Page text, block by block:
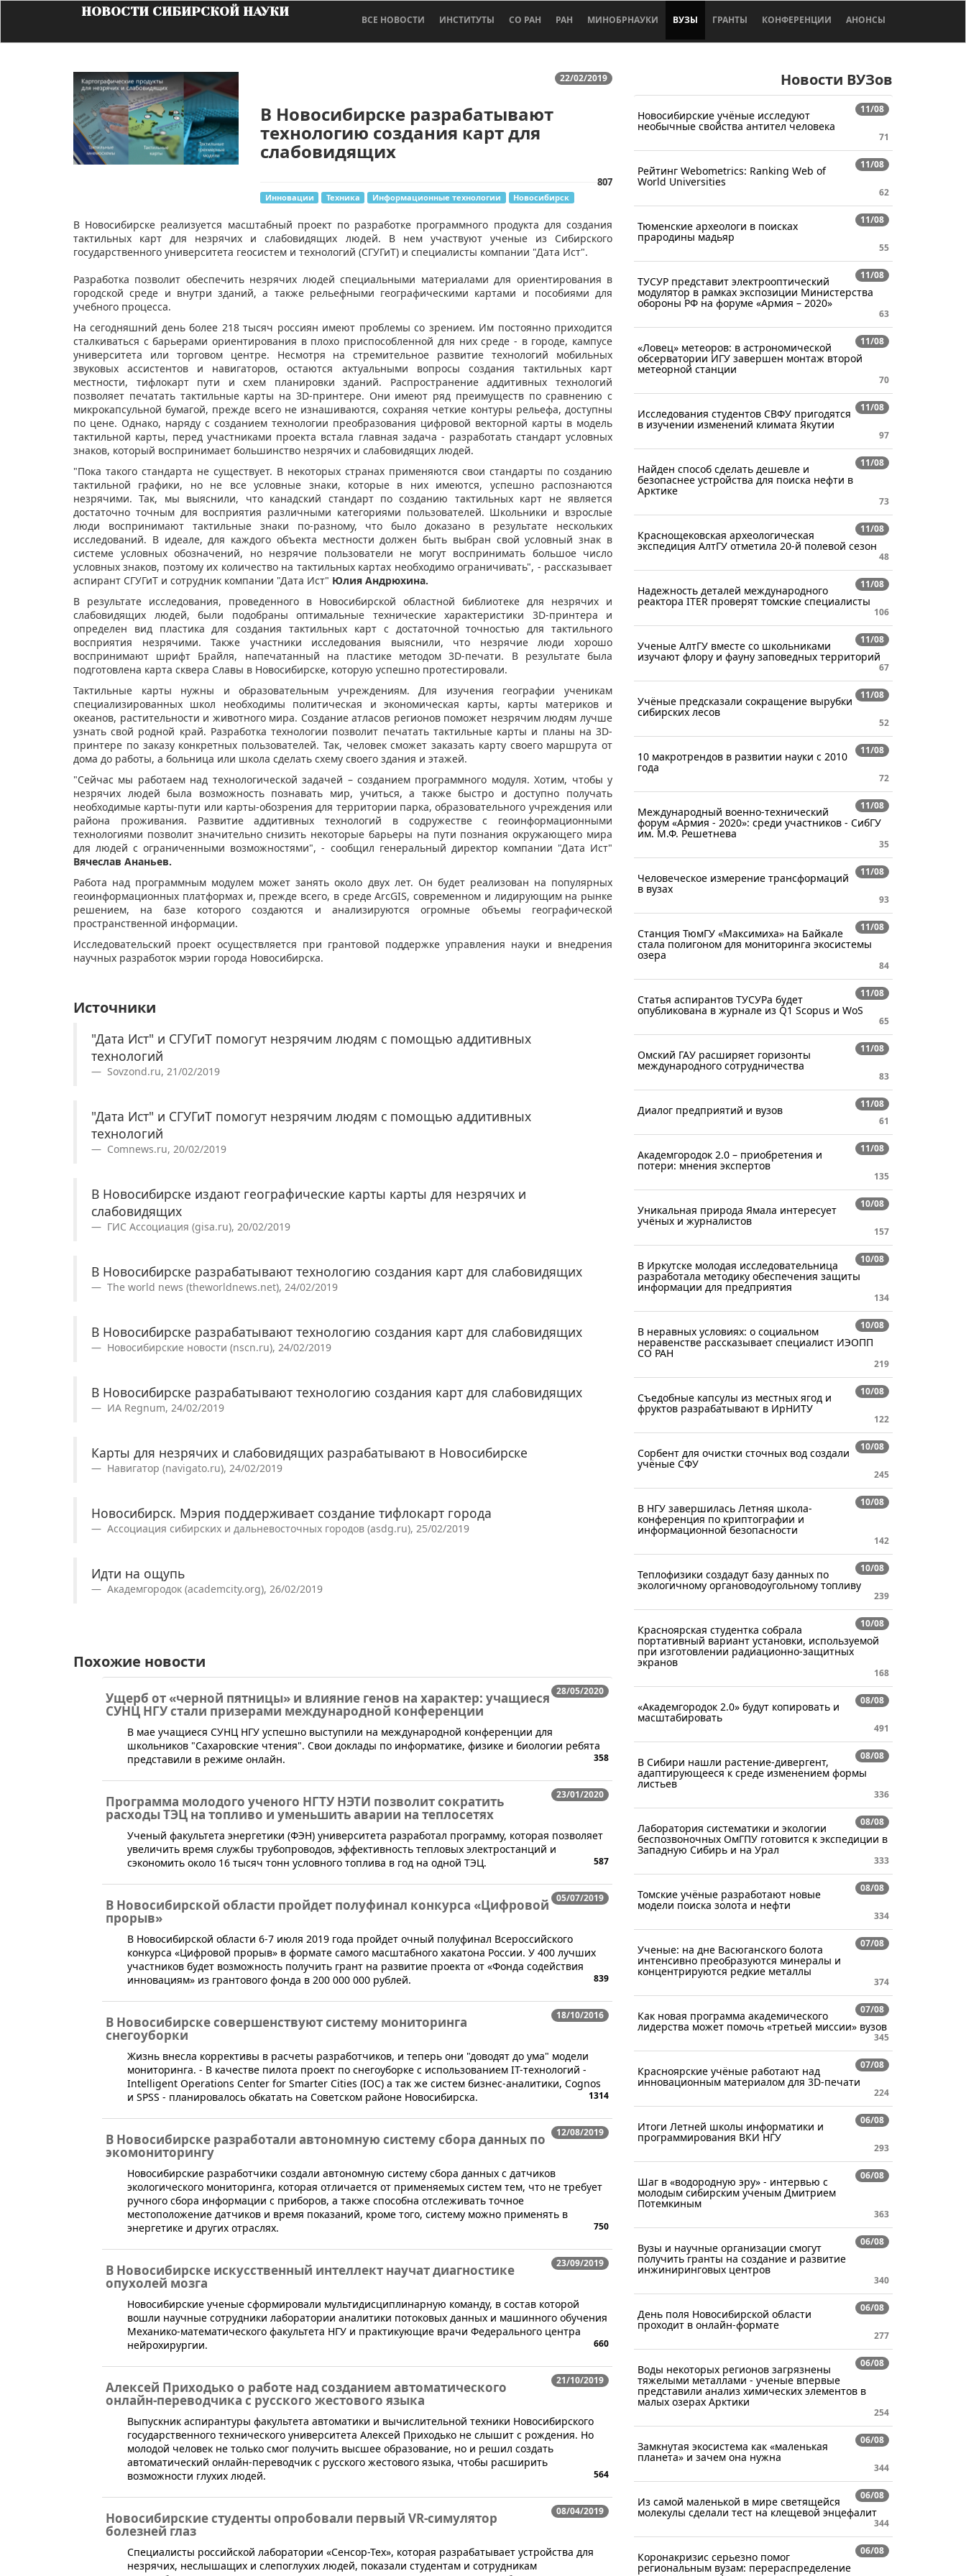
НОВОСТИ СИБИРСКОЙ НАУКИ
ВСЕ НОВОСТИ ИНСТИТУТЫ СО РАН РАН МИНОБРНАУКИ ВУЗЫ ГРАНТЫ КОНФЕРЕНЦИИ АНОНСЫ
22/02/2019
В Новосибирске разрабатывают
технологию создания карт для
слабовидящих
807
Инновации Техника Информационные технологии Новосибирск
​В Новосибирске реализуется масштабный проект по разработке программного продукта для создания
тактильных карт для незрячих и слабовидящих людей. В нем участвуют ученые из Сибирского
государственного университета геосистем и технологий (СГУГиТ) и специалисты компании "Дата Ист".
Разработка позволит обеспечить незрячих людей специальными материалами для ориентирования в
городской среде и внутри зданий, а также рельефными географическими картами и пособиями для
учебного процесса.
На сегодняшний день более 218 тысяч россиян имеют проблемы со зрением. Им постоянно приходится
сталкиваться с барьерами ориентирования в плохо приспособленной для них среде - в городе, кампусе
университета или торговом центре. Несмотря на стремительное развитие технологий мобильных
звуковых ассистентов и навигаторов, остаются актуальными вопросы создания тактильных карт
местности, тифлокарт пути и схем планировки зданий. Распространение аддитивных технологий
позволяет печатать тактильные карты на 3D-принтере. Они имеют ряд преимуществ по сравнению с
микрокапсульной бумагой, прежде всего не изнашиваются, сохраняя четкие контуры рельефа, доступны
по цене. Однако, наряду с созданием технологии преобразования цифровой векторной карты в модель
тактильной карты, перед участниками проекта встала главная задача - разработать стандарт условных
знаков, который воспринимает большинство незрячих и слабовидящих людей.
"Пока такого стандарта не существует. В некоторых странах применяются свои стандарты по созданию
тактильной графики, но не все условные знаки, которые в них имеются, успешно распознаются
незрячими. Так, мы выяснили, что канадский стандарт по созданию тактильных карт не является
достаточно точным для восприятия различными категориями пользователей. Школьники и взрослые
люди воспринимают тактильные знаки по-разному, что было доказано в результате нескольких
исследований. В идеале, для каждого объекта местности должен быть выбран свой условный знак в
системе условных обозначений, но незрячие пользователи не могут воспринимать большое число
условных знаков, поэтому их количество на тактильных картах необходимо ограничивать", - рассказывает
аспирант СГУГиТ и сотрудник компании "Дата Ист" Юлия Андрюхина.
В результате исследования, проведенного в Новосибирской областной библиотеке для незрячих и
слабовидящих людей, были подобраны оптимальные технические характеристики 3D-принтера и
определен вид пластика для создания тактильных карт с достаточной точностью для тактильного
восприятия незрячими. Также участники исследования выяснили, что незрячие люди хорошо
воспринимают шрифт Брайля, напечатанный на пластике методом 3D-печати. В результате была
подготовлена карта сквера Славы в Новосибирске, которую успешно протестировали.
Тактильные карты нужны и образовательным учреждениям. Для изучения географии ученикам
специализированных школ необходимы политическая и экономическая карты, карты материков и
океанов, растительности и животного мира. Создание атласов регионов поможет незрячим людям лучше
узнать свой родной край. Разработка технологии позволит печатать тактильные карты и планы на 3D-
принтере по заказу конкретных пользователей. Так, человек сможет заказать карту своего маршрута от
дома до работы, а больница или школа сделать схему своего здания и этажей.
"Сейчас мы работаем над технологической задачей – созданием программного модуля. Хотим, чтобы у
незрячих людей была возможность познавать мир, учиться, а также быстро и доступно получать
необходимые карты-пути или карты-обозрения для территории парка, образовательного учреждения или
района проживания. Развитие аддитивных технологий в содружестве с геоинформационными
технологиями позволит значительно снизить некоторые барьеры на пути познания окружающего мира
для людей с ограниченными возможностями", - сообщил генеральный директор компании "Дата Ист"
Вячеслав Ананьев.
Работа над программным модулем может занять около двух лет. Он будет реализован на популярных
геоинформационных платформах и, прежде всего, в среде ArcGIS, современном и лидирующим на рынке
решением, на базе которого создаются и анализируются огромные объемы географической
пространственной информации.
Исследовательский проект осуществляется при грантовой поддержке управления науки и внедрения
научных разработок мэрии города Новосибирска.
Источники
"Дата Ист" и СГУГиТ помогут незрячим людям с помощью аддитивных
технологий
Sovzond.ru, 21/02/2019
"Дата Ист" и СГУГиТ помогут незрячим людям с помощью аддитивных
технологий
Comnews.ru, 20/02/2019
В Новосибирске издают географические карты карты для незрячих и
слабовидящих
ГИС Ассоциация (gisa.ru), 20/02/2019
В Новосибирске разрабатывают технологию создания карт для слабовидящих
The world news (theworldnews.net), 24/02/2019
В Новосибирске разрабатывают технологию создания карт для слабовидящих
Новосибирские новости (nscn.ru), 24/02/2019
В Новосибирске разрабатывают технологию создания карт для слабовидящих
ИА Regnum, 24/02/2019
Карты для незрячих и слабовидящих разрабатывают в Новосибирске
Навигатор (navigato.ru), 24/02/2019
Новосибирск. Мэрия поддерживает создание тифлокарт города
Ассоциация сибирских и дальневосточных городов (asdg.ru), 25/02/2019
Идти на ощупь
Академгородок (academcity.org), 26/02/2019
Похожие новости
28/05/2020
Ущерб от «черной пятницы» и влияние генов на характер: учащиеся
СУНЦ НГУ стали призерами международной конференции
​В мае учащиеся СУНЦ НГУ успешно выступили на международной конференции для
школьников "Сахаровские чтения". Свои доклады по информатике, физике и биологии ребята
представили в режиме онлайн.
358
23/01/2020
Программа молодого ученого НГТУ НЭТИ позволит сократить
расходы ТЭЦ на топливо и уменьшить аварии на теплосетях
​Ученый факультета энергетики (ФЭН) университета разработал программу, которая позволяет
увеличить время службы трубопроводов, эффективность тепловых электростанций и
сэкономить около 16 тысяч тонн условного топлива в год на одной ТЭЦ.
587
05/07/2019
В Новосибирской области пройдет полуфинал конкурса «‎Цифровой
прорыв»
​В Новосибирской области 6-7 июля 2019 года пройдет очный полуфинал Всероссийского
конкурса «‎Цифровой прорыв»‎ в формате самого масштабного хакатона России. У 400 лучших
участников будет возможность получить грант на развитие проекта от «Фонда содействия
инновациям» из грантового фонда в 200 000 000 рублей.
839
18/10/2016
В Новосибирске совершенствуют систему мониторинга
снегоуборки
Жизнь внесла коррективы в расчеты разработчиков, и теперь они "доводят до ума" модели
мониторинга. - В качестве пилота проект по снегоуборке с использованием IT-технологий -
Intelligent Operations Center for Smarter Cities (IOC) а так же систем бизнес-аналитики, Cognos
и SPSS - планировалось обкатать на Советском районе Новосибирска.
1314
12/08/2019
В Новосибирске разработали автономную систему сбора данных по
экомониторингу
​Новосибирские разработчики создали автономную систему сбора данных с датчиков
экологического мониторинга, которая отличается от применяемых систем тем, что не требует
ручного сбора информации с приборов, а также способна отслеживать точное
местоположение датчиков и время показаний, кроме того, систему можно применять в
энергетике и других отраслях.
750
23/09/2019
В Новосибирске искусственный интеллект научат диагностике
опухолей мозга
​Новосибирские ученые сформировали мультидисциплинарную команду, в состав которой
вошли научные сотрудники лаборатории аналитики потоковых данных и машинного обучения
Механико-математического факультета НГУ и практикующие врачи Федерального центра
нейрохирургии.
660
21/10/2019
Алексей Приходько о работе над созданием автоматического
онлайн-переводчика с русского жестового языка
Выпускник аспирантуры факультета автоматики и вычислительной техники Новосибирского
государственного технического университета Алексей Приходько не слышит с рождения. Но
молодой человек не только смог получить высшее образование, но и решил создать
автоматический онлайн-переводчик с русского жестового языка, чтобы расширить
возможности глухих людей.
564
08/04/2019
Новосибирские студенты опробовали первый VR-симулятор
болезней глаз
​Специалисты российской лаборатории «Сенсор-Тех», которая разрабатывает устройства для
незрячих, неслышащих и слепоглухих людей, показали студентам и сотрудникам
Новости ВУЗов
11/08
Новосибирские учёные исследуют
необычные свойства антител человека
71
11/08
Рейтинг Webometrics: Ranking Web of
World Universities
62
11/08
Тюменские археологи в поисках
прародины мадьяр
55
11/08
ТУСУР представит электрооптический
модулятор в рамках экспозиции Министерства
обороны РФ на форуме «Армия – 2020»
63
11/08
«Ловец» метеоров: в астрономической
обсерватории ИГУ завершен монтаж второй
метеорной станции
70
11/08
Исследования студентов СВФУ пригодятся
в изучении изменений климата Якутии
97
11/08
Найден способ сделать дешевле и
безопаснее устройства для поиска нефти в
Арктике
73
11/08
Краснощековская археологическая
экспедиция АлтГУ отметила 20-й полевой сезон
48
11/08
Надежность деталей международного
реактора ITER проверят томские специалисты
106
11/08
Ученые АлтГУ вместе со школьниками
изучают флору и фауну заповедных территорий
67
11/08
Учёные предсказали сокращение вырубки
сибирских лесов
52
11/08
10 макротрендов в развитии науки с 2010
года
72
11/08
Международный военно-технический
форум «Армия - 2020»: среди участников - СибГУ
им. М.Ф. Решетнева
35
11/08
Человеческое измерение трансформаций
в вузах
93
11/08
Станция ТюмГУ «Максимиха» на Байкале
стала полигоном для мониторинга экосистемы
озера
84
11/08
Статья аспирантов ТУСУРа будет
опубликована в журнале из Q1 Scopus и WoS
65
11/08
Омский ГАУ расширяет горизонты
международного сотрудничества
83
11/08
Диалог предприятий и вузов
61
11/08
Академгородок 2.0 – приобретения и
потери: мнения экспертов
135
10/08
Уникальная природа Ямала интересует
учёных и журналистов
157
10/08
В Иркутске молодая исследовательница
разработала методику обеспечения защиты
информации для предприятия
134
10/08
В неравных условиях: о социальном
неравенстве рассказывает специалист ИЭОПП
СО РАН
219
10/08
Съедобные капсулы из местных ягод и
фруктов разрабатывают в ИрНИТУ
122
10/08
Сорбент для очистки сточных вод создали
учёные СФУ
245
10/08
В НГУ завершилась Летняя школа-
конференция по криптографии и
информационной безопасности
142
10/08
Теплофизики создадут базу данных по
экологичному органоводоугольному топливу
239
10/08
Красноярская студентка собрала
портативный вариант установки, используемой
при изготовлении радиационно-защитных
экранов
168
08/08
«Академгородок 2.0» будут копировать и
масштабировать
491
08/08
В Сибири нашли растение-дивергент,
адаптирующееся к среде изменением формы
листьев
336
08/08
Лаборатория систематики и экологии
беспозвоночных ОмГПУ готовится к экспедиции в
Западную Сибирь и на Урал
333
08/08
Томские учёные разработают новые
модели поиска золота и нефти
334
07/08
Ученые: на дне Васюганского болота
интенсивно преобразуются минералы и
концентрируются редкие металлы
374
07/08
Как новая программа академического
лидерства может помочь «третьей миссии» вузов
345
07/08
Красноярские учёные работают над
инновационным материалом для 3D-печати
224
06/08
Итоги Летней школы информатики и
программирования ВКИ НГУ
293
06/08
Шаг в «водородную эру» - интервью с
молодым сибирским ученым Дмитрием
Потемкиным
363
06/08
Вузы и научные организации смогут
получить гранты на создание и развитие
инжиниринговых центров
340
06/08
День поля Новосибирской области
проходит в онлайн-формате
277
06/08
Воды некоторых регионов загрязнены
тяжелыми металлами - ученые впервые
представили анализ химических элементов в
малых озерах Арктики
254
06/08
Замкнутая экосистема как «маленькая
планета» и зачем она нужна
344
06/08
Из самой маленькой в мире светящейся
молекулы сделали тест на клещевой энцефалит
344
06/08
Коронакризис серьезно помог
региональным вузам: перераспределение